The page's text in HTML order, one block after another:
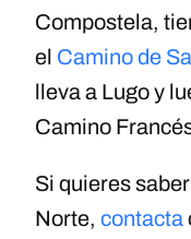
Compostela,
el Camino de
lleva a Lugo y
Camino
Si quieres
Norte, contacta